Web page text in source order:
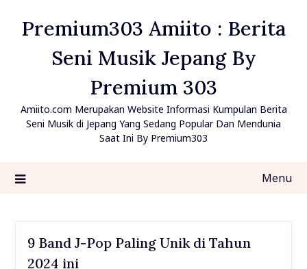
Premium303 Amiito : Berita
Seni Musik Jepang By
Premium 303
Amiito.com Merupakan Website Informasi Kumpulan Berita
Seni Musik di Jepang Yang Sedang Popular Dan Mendunia
Saat Ini By Premium303
Menu
9 Band J-Pop Paling Unik di Tahun
2024 ini